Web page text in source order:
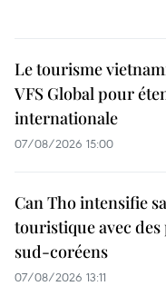
Le tourisme
VFS Global pour
internationale
07/08/2026 15:00
Can Tho intensifie
touristique avec
sud-coréens
07/08/2026 13:11